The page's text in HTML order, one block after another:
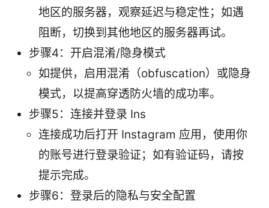
地区的服务器，观察延迟与稳定性；如遇
阻断，切换到其他地区的服务器再试。
步骤4：开启混淆/隐身模式
如提供，启用混淆（obfuscation）或隐身
模式，以提高穿透防火墙的成功率。
步骤5：连接并登录 Ins
连接成功后打开 Instagram 应用，使用你
的账号进行登录验证；如有验证码，请按
提示完成。
步骤6：登录后的隐私与安全配置